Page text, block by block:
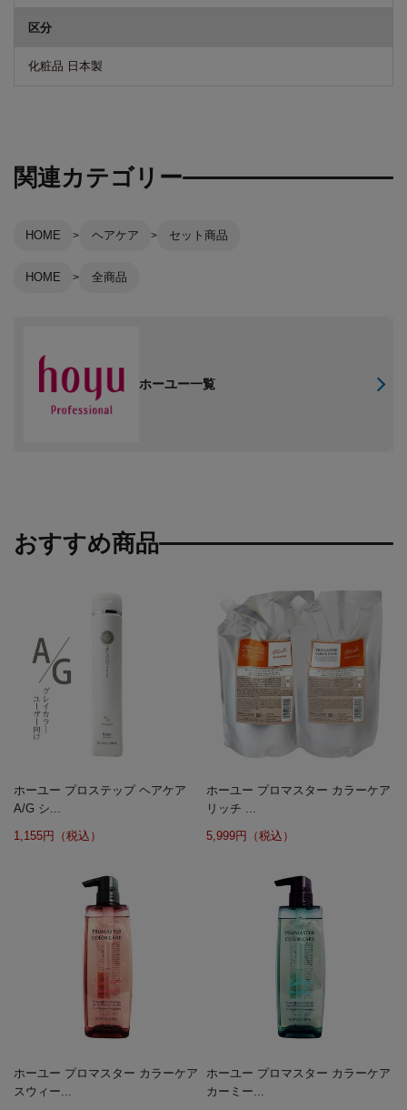
区分
化粧品 日本製
関連カテゴリー
HOME ヘアケア セット商品
HOME 全商品
ホーユー一覧
おすすめ商品
ホーユー プロステップ ヘアケア
A/G シ...
1,155円（税込）
ホーユー プロマスター カラーケア
リッチ ...
5,999円（税込）
ホーユー プロマスター カラーケア
スウィー...
ホーユー プロマスター カラーケア
カーミー...